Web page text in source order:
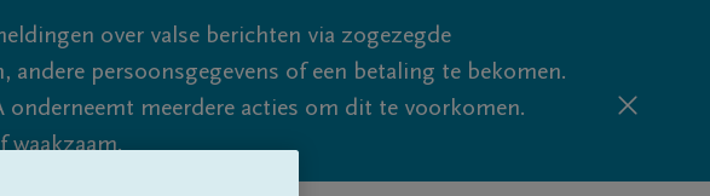
over valse berichten via zogezegde
persoonsgegevens of een betaling te bekomen.
meerdere acties om dit te voorkomen.